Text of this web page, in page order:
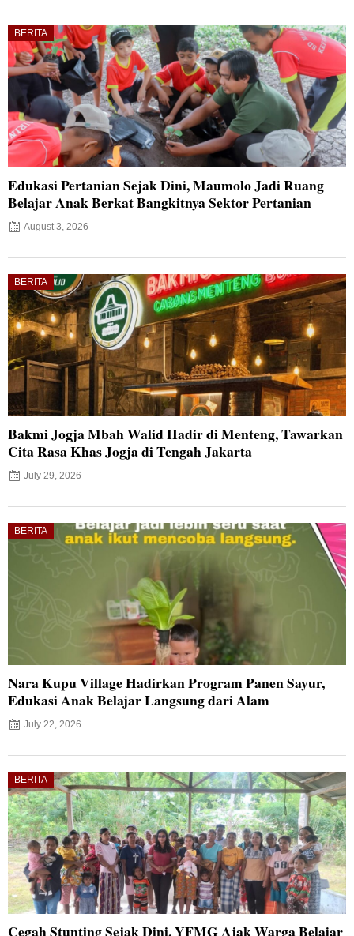
BERITA
Edukasi Pertanian Sejak Dini, Maumolo Jadi Ruang
Belajar Anak Berkat Bangkitnya Sektor Pertanian
August 3, 2026
BERITA
Bakmi Jogja Mbah Walid Hadir di Menteng, Tawarkan
Cita Rasa Khas Jogja di Tengah Jakarta
July 29, 2026
BERITA
Nara Kupu Village Hadirkan Program Panen Sayur,
Edukasi Anak Belajar Langsung dari Alam
July 22, 2026
BERITA
Cegah Stunting Sejak Dini, YFMG Ajak Warga Belajar